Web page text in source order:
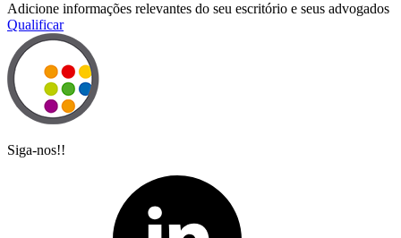
Adicione informações relevantes do seu escritório e seus advogados
Qualificar
Siga-nos!!